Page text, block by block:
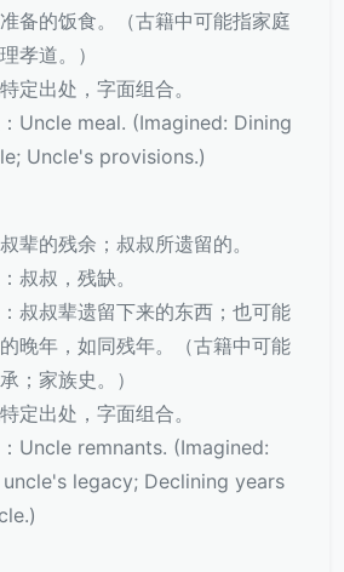
备的饭食。（古籍中可能指家庭
孝道。）
定出处，字面组合。
Uncle meal. (Imagined: Dining
Uncle's provisions.)
辈的残余；叔叔所遗留的。
叔叔，残缺。
叔叔辈遗留下来的东西；也可能
晚年，如同残年。（古籍中可能
；家族史。）
定出处，字面组合。
Uncle remnants. (Imagined:
legacy; Declining years